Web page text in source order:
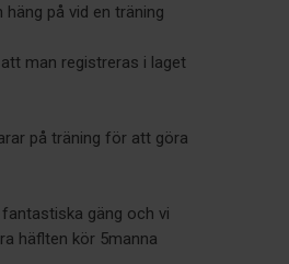
på vid en träning
man registreras i laget
på träning för att göra
gäng och vi
häflten kör 5manna